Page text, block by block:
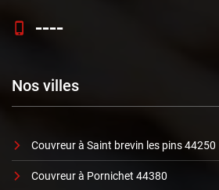
----
Nos villes
Couvreur à Saint brevin les pins 44250
Couvreur à Pornichet 44380